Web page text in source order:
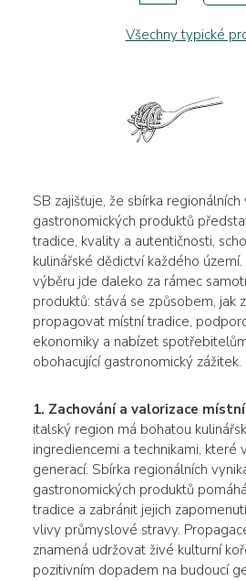
Všechny typické
SB zajišťuje, že sbírka regionálních
gastronomických produktů
tradice, kvality a autentičnosti,
kulinářské dědictví každého
výběru jde daleko za rámec
produktů: stává se způsobem, jak
propagovat místní tradice,
ekonomiky a nabízet
obohacující gastronomický zážitek.
1. Zachování a valorizace
italský region má bohatou
ingrediencemi a technikami, které
generací. Sbírka regionálních
gastronomických produktů
tradice a zabránit jejich
vlivy průmyslové stravy.
znamená udržovat živé kulturní
pozitivním dopadem na budoucí